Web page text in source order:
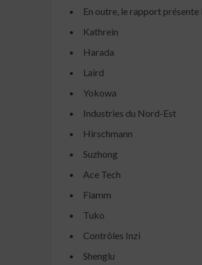
En outre, le rapport
Kathrein
Harada
Laird
Yokowa
Industries du Nord-Est
Hirschmann
Suzhong
Ace Tech
Fiamm
Tuko
Contrôles Inzi
Shenglu